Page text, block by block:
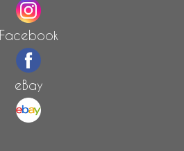
Facebook
eBay